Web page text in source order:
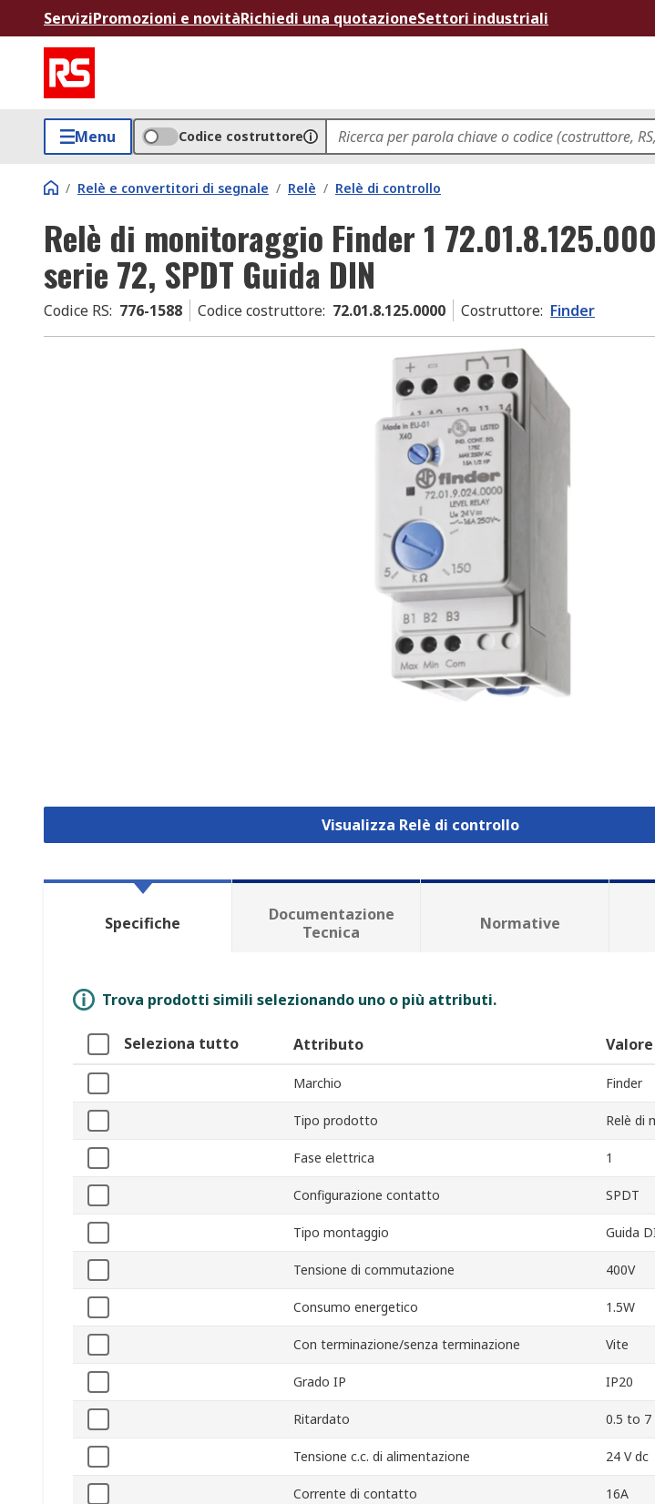
ServiziPromozioni e novitàRichiedi una quotazioneSettori industriali
Menu Codice costruttore
/ Relè e convertitori di segnale / Relè / Relè di controllo
Relè di monitoraggio Finder 1
serie 72, SPDT Guida DIN
Codice RS: 776-1588 Codice costruttore: 72.01.8.125.0000 Costruttore: Finder
Visualizza Relè di controllo
Specifiche
Documentazione
Tecnica
Normative
Trova prodotti simili selezionando uno o più attributi.
Seleziona tutto Attributo Valore
Marchio Finder
Tipo prodotto Relè di
Fase elettrica 1
Configurazione contatto SPDT
Tipo montaggio Guida
Tensione di commutazione 400V
Consumo energetico 1.5W
Con terminazione/senza terminazione Vite
Grado IP IP20
Ritardato 0.5 to 7
Tensione c.c. di alimentazione 24 V dc
Corrente di contatto 16A